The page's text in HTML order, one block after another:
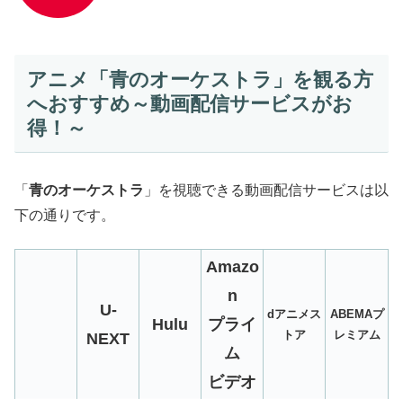
アニメ「青のオーケストラ」を観る方
へおすすめ～動画配信サービスがお
得！～
「 青のオーケストラ 」を視聴できる動画配信サービスは以
下の通りです。
U-
NEXT
Hulu
Amazo
n
プライ
ム
ビデオ
dアニメス
トア
ABEMAプ
レミアム